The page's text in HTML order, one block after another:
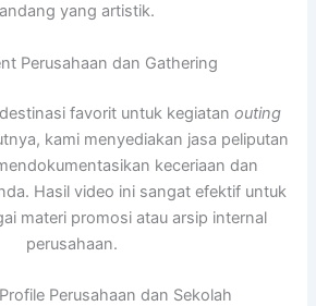
yang artistik.
Perusahaan dan Gathering
favorit untuk kegiatan outing
kami menyediakan jasa peliputan
keceriaan dan
Hasil video ini sangat efektif untuk
materi promosi atau arsip internal
perusahaan.
Perusahaan dan Sekolah